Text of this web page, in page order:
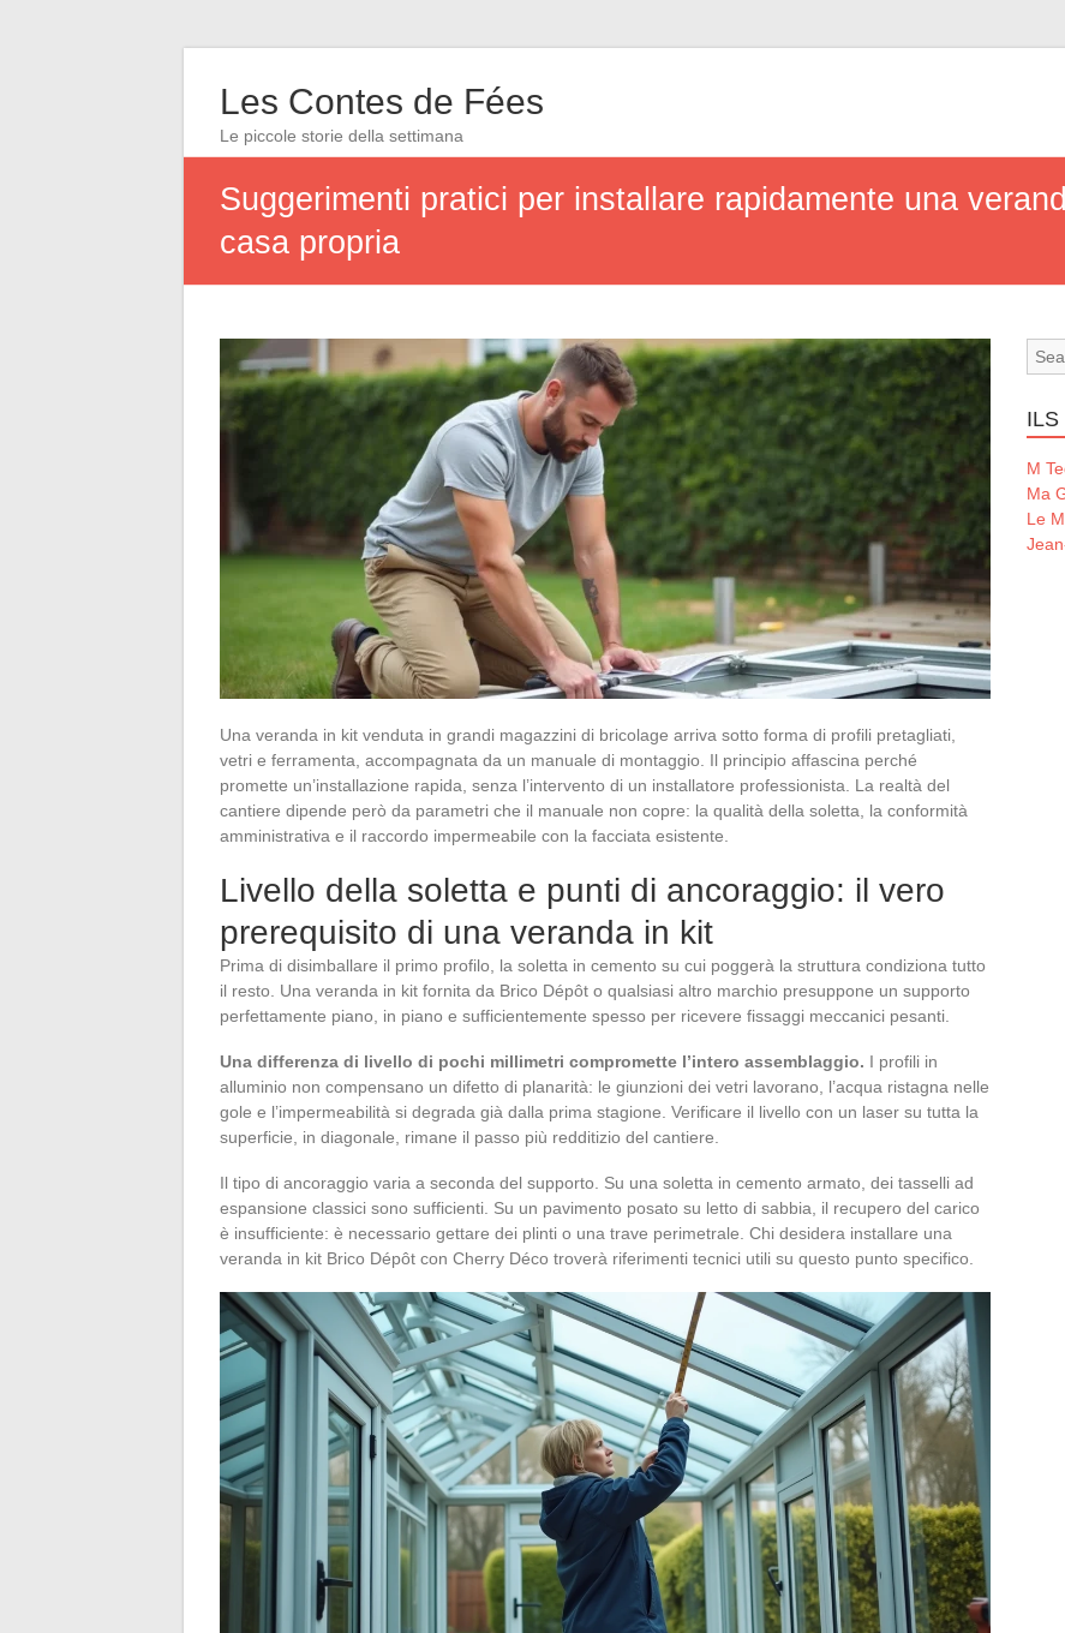
Les Contes de Fées
Le piccole storie della settimana
Suggerimenti pratici per installare rapidamente una
casa propria
Una veranda in kit venduta in grandi magazzini di bricolage arriva sotto forma di profili pretagliati,
vetri e ferramenta, accompagnata da un manuale di montaggio. Il principio affascina perché
promette un’installazione rapida, senza l’intervento di un installatore professionista. La realtà del
cantiere dipende però da parametri che il manuale non copre: la qualità della soletta, la conformità
amministrativa e il raccordo impermeabile con la facciata esistente.
Livello della soletta e punti di ancoraggio: il vero
prerequisito di una veranda in kit
Prima di disimballare il primo profilo, la soletta in cemento su cui poggerà la struttura condiziona tutto
il resto. Una veranda in kit fornita da Brico Dépôt o qualsiasi altro marchio presuppone un supporto
perfettamente piano, in piano e sufficientemente spesso per ricevere fissaggi meccanici pesanti.
Una differenza di livello di pochi millimetri compromette l’intero assemblaggio. I profili in
alluminio non compensano un difetto di planarità: le giunzioni dei vetri lavorano, l’acqua ristagna nelle
gole e l’impermeabilità si degrada già dalla prima stagione. Verificare il livello con un laser su tutta la
superficie, in diagonale, rimane il passo più redditizio del cantiere.
Il tipo di ancoraggio varia a seconda del supporto. Su una soletta in cemento armato, dei tasselli ad
espansione classici sono sufficienti. Su un pavimento posato su letto di sabbia, il recupero del carico
è insufficiente: è necessario gettare dei plinti o una trave perimetrale. Chi desidera installare una
veranda in kit Brico Dépôt con Cherry Déco troverà riferimenti tecnici utili su questo punto specifico.
ILS
M
Ma
Le